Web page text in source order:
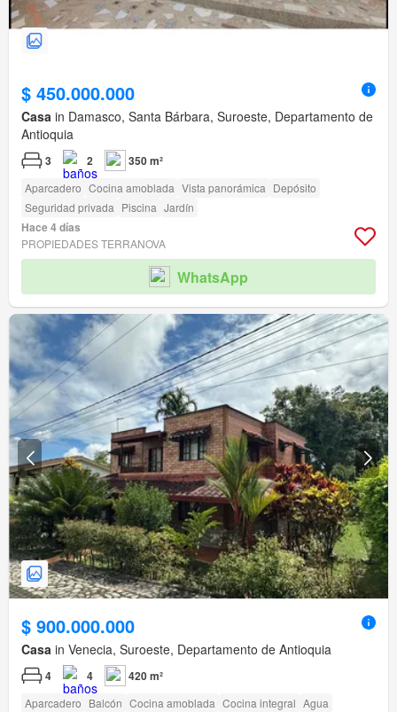
$ 450.000.000
Casa in Damasco, Santa Bárbara, Suroeste, Departamento de
Antioquia
3 2 350 m²
Aparcadero Cocina amoblada Vista panorámica Depósito
Seguridad privada Piscina Jardín
Hace 4 días
PROPIEDADES TERRANOVA
WhatsApp
$ 900.000.000
Casa in Venecia, Suroeste, Departamento de Antioquia
4 4 420 m²
Aparcadero Balcón Cocina amoblada Cocina integral Agua